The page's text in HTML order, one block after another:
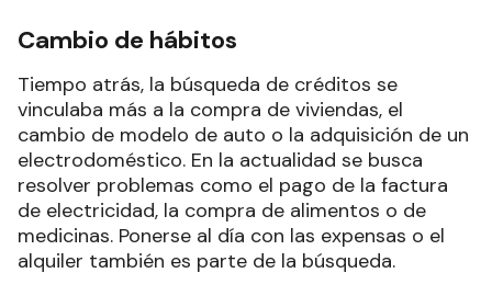
Cambio de hábitos
Tiempo atrás, la búsqueda de créditos se
vinculaba más a la compra de viviendas, el
cambio de modelo de auto o la adquisición de un
electrodoméstico. En la actualidad se busca
resolver problemas como el pago de la factura
de electricidad, la compra de alimentos o de
medicinas. Ponerse al día con las expensas o el
alquiler también es parte de la búsqueda.